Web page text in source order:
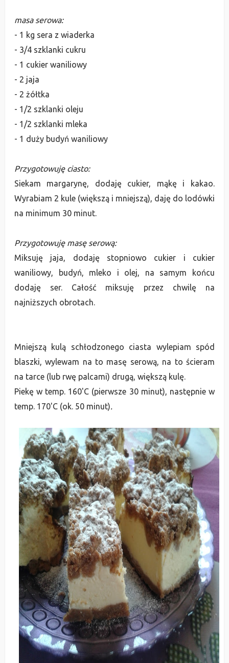
masa serowa:
- 1 kg sera z wiaderka
- 3/4 szklanki cukru
- 1 cukier waniliowy
- 2 jaja
- 2 żółtka
- 1/2 szklanki oleju
- 1/2 szklanki mleka
- 1 duży budyń waniliowy
Przygotowuję ciasto:
Siekam margarynę, dodaję cukier, mąkę i kakao.
Wyrabiam 2 kule (większą i mniejszą), daję do lodówki
na minimum 30 minut.
Przygotowuję masę serową:
Miksuję jaja, dodaję stopniowo cukier i cukier
waniliowy, budyń, mleko i olej, na samym końcu
dodaję ser. Całość miksuję przez chwilę na
najniższych obrotach.
Mniejszą kulą schłodzonego ciasta wylepiam spód
blaszki, wylewam na to masę serową, na to ścieram
na tarce (lub rwę palcami) drugą, większą kulę.
Piekę w temp. 160'C (pierwsze 30 minut), następnie w
temp. 170'C (ok. 50 minut).